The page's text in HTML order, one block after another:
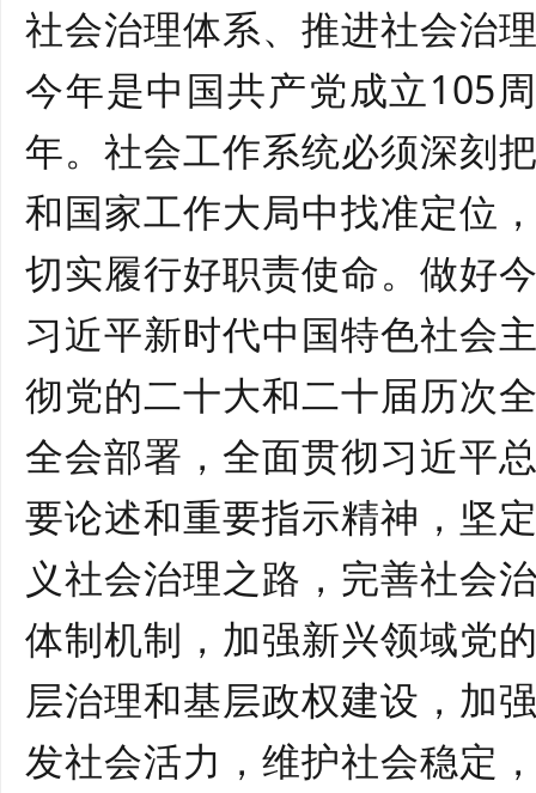
社会治理体系、推进社会治
今年是中国共产党成立105
年。社会工作系统必须深刻
和国家工作大局中找准定位
切实履行好职责使命。做好
习近平新时代中国特色社会
彻党的二十大和二十届历次
全会部署，全面贯彻习近平
要论述和重要指示精神，坚
义社会治理之路，完善社会
体制机制，加强新兴领域党
层治理和基层政权建设，加
发社会活力，维护社会稳定